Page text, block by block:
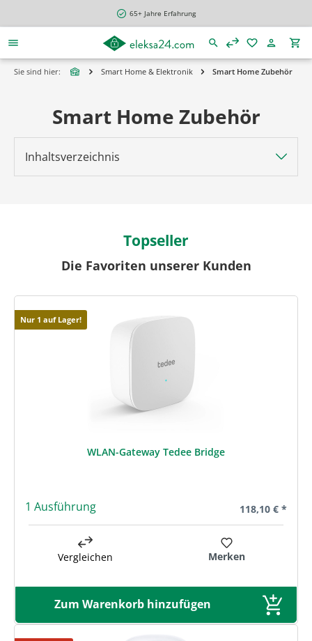
65+ Jahre Erfahrung
Sie sind hier: Smart Home & Elektronik Smart Home Zubehör
Inhaltsverzeichnis
Smart Home Zubehör
Topseller
Die Favoriten unserer Kunden
Nur 1 auf Lager!
WLAN-Gateway Tedee Bridge
1 Ausführung Regulärer
118,10 € *
Vergleichen Merken
Zum Warenkorb hinzufügen